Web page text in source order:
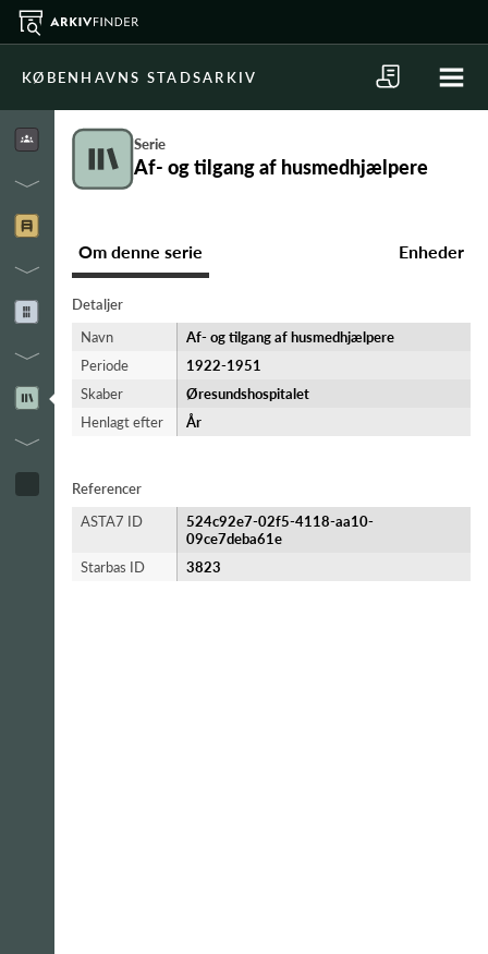
KØBENHAVNS STADSARKIV
Serie
Af- og tilgang af husmedhjælpere
Om denne serie Enheder
Detaljer
Navn
Af- og tilgang af husmedhjælpere
Periode
1922-​1951
Skaber
Øresundshospitalet
Henlagt efter
År
Referencer
ASTA7 ID
524c92e7-02f5-4118-aa10-
09ce7deba61e
Starbas ID
3823